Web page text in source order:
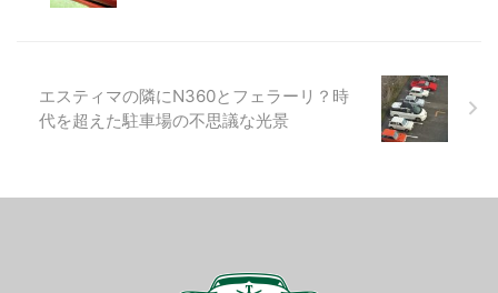
エスティマの隣にN360とフェラーリ？時
代を超えた駐車場の不思議な光景